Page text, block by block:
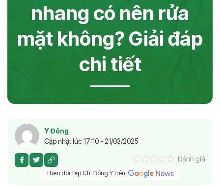
nhang có nên rửa
mặt không? Giải đáp
chi tiết
Y Đông
Cập nhật lúc 17:10 - 21/03/2025
Đánh giá
Theo dõi Tạp Chí Đông Y trên